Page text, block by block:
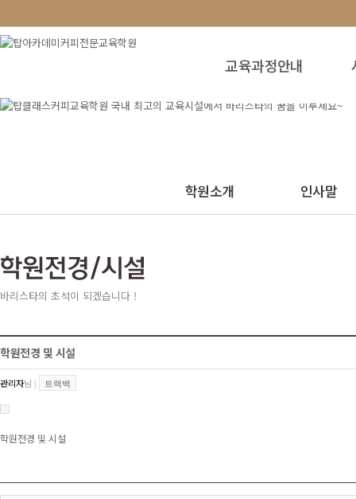
교육과정안내
학원소개 인사말
바리스타의 초석이 되겠습니다 !
학원전경 및 시설
관리자님 | 트랙백
학원전경 및 시설